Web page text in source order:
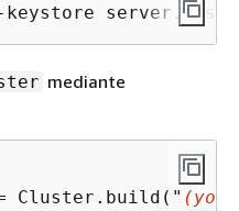
server.jks
mediante
Cluster.build("